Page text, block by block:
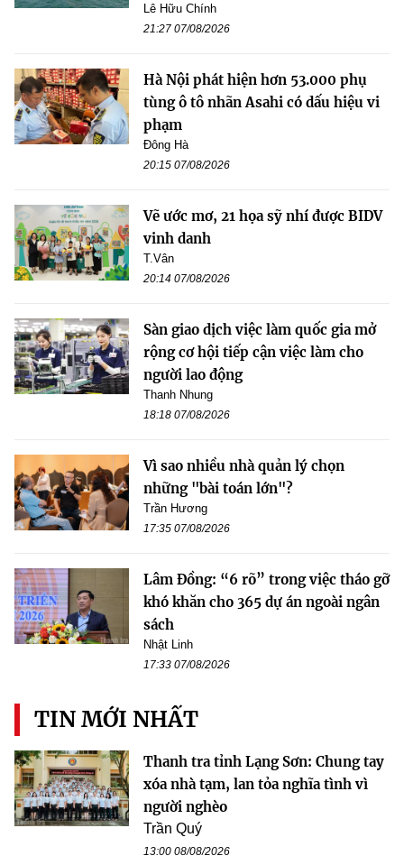
Lê Hữu Chính
21:27 07/08/2026
Hà Nội phát hiện hơn 53.000 phụ
tùng ô tô nhãn Asahi có dấu hiệu vi
phạm
Đông Hà
20:15 07/08/2026
Vẽ ước mơ, 21 họa sỹ nhí được BIDV
vinh danh
T.Vân
20:14 07/08/2026
Sàn giao dịch việc làm quốc gia mở
rộng cơ hội tiếp cận việc làm cho
người lao động
Thanh Nhung
18:18 07/08/2026
Vì sao nhiều nhà quản lý chọn
những "bài toán lớn"?
Trần Hương
17:35 07/08/2026
Lâm Đồng: “6 rõ” trong việc tháo gỡ
khó khăn cho 365 dự án ngoài ngân
sách
Nhật Linh
17:33 07/08/2026
TIN MỚI NHẤT
Thanh tra tỉnh Lạng Sơn: Chung tay
xóa nhà tạm, lan tỏa nghĩa tình vì
người nghèo
Trần Quý
13:00 08/08/2026